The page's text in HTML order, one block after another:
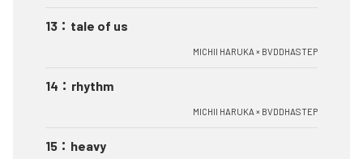
13 ： tale of us
MICHII HARUKA × BVDDHASTEP
14 ： rhythm
MICHII HARUKA × BVDDHASTEP
15 ： heavy